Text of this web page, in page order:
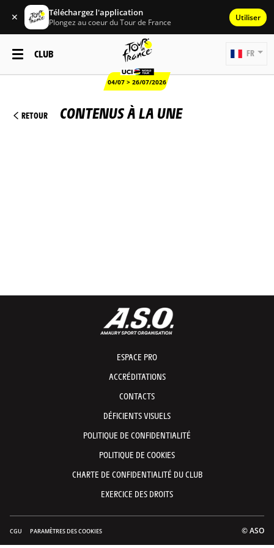
✕ Téléchargez l'application
Plongez au coeur du Tour de France Utiliser
CLUB
04/07 > 26/07/2026
FR
RETOUR CONTENUS À LA UNE
ESPACE PRO
ACCRÉDITATIONS
CONTACTS
DÉFICIENTS VISUELS
POLITIQUE DE CONFIDENTIALITÉ
POLITIQUE DE COOKIES
CHARTE DE CONFIDENTIALITÉ DU CLUB
EXERCICE DES DROITS
CGU PARAMÈTRES DES COOKIES © ASO